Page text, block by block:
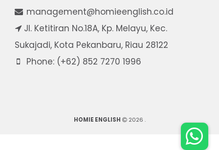
management@homieenglish.co.id
Jl. Ketitiran No.18A, Kp. Melayu, Kec.
Sukajadi, Kota Pekanbaru, Riau 28122
Phone: (+62) 852 7270 1996
HOMIE ENGLISH 2026 .